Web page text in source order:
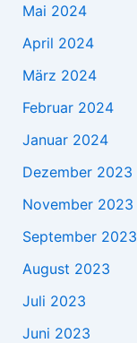
Mai 2024
April 2024
März 2024
Februar 2024
Januar 2024
Dezember 2023
November 2023
September 2023
August 2023
Juli 2023
Juni 2023